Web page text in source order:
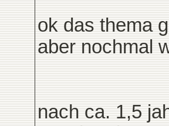
ok das thema
aber nochmal
nach ca. 1,5